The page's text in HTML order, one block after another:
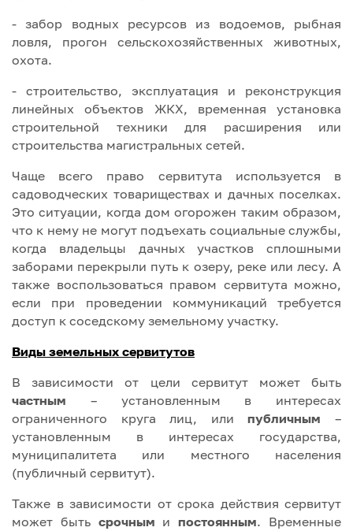
- забор водных ресурсов из водоемов, рыбная
ловля, прогон сельскохозяйственных животных,
охота.
- строительство, эксплуатация и реконструкция
линейных объектов ЖКХ, временная установка
строительной техники для расширения или
строительства магистральных сетей.
Чаще всего право сервитута используется в
садоводческих товариществах и дачных поселках.
Это ситуации, когда дом огорожен таким образом,
что к нему не могут подъехать социальные службы,
когда владельцы дачных участков сплошными
заборами перекрыли путь к озеру, реке или лесу. А
также воспользоваться правом сервитута можно,
если при проведении коммуникаций требуется
доступ к соседскому земельному участку.
Виды земельных сервитутов
В зависимости от цели сервитут может быть
частным – установленным в интересах
ограниченного круга лиц, илипубличным –
установленным в интересах государства,
муниципалитета или местного населения
(публичный сервитут).
Также в зависимости от срока действия сервитут
может быть срочным ипостоянным. Временные